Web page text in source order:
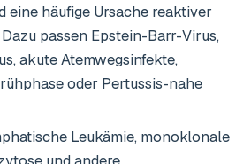
eine häufige Ursache reaktiver
passen Epstein-Barr-Virus,
akute Atemwegsinfekte,
oder Pertussis-nahe
Leukämie, monoklonale